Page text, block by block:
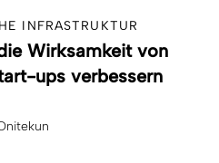
INFRASTRUKTUR
Wirksamkeit von
ups verbessern